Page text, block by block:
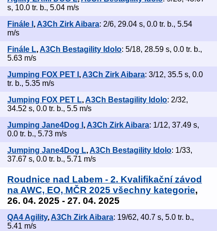
s, 10.0 tr. b., 5.04 m/s
Finále I , A3Ch Zirk Aibara: 2/6, 29.04 s, 0.0 tr. b., 5.54
m/s
Finále L,A3Ch Bestagility Idolo: 5/18, 28.59 s, 0.0 tr. b.,
5.63 m/s
Jumping FOX PET I , A3Ch Zirk Aibara: 3/12, 35.5 s, 0.0
tr. b., 5.35 m/s
Jumping FOX PET L,A3Ch Bestagility Idolo: 2/32,
34.52 s, 0.0 tr. b., 5.5 m/s
Jumping Jane4Dog I , A3Ch Zirk Aibara: 1/12, 37.49 s,
0.0 tr. b., 5.73 m/s
Jumping Jane4Dog L,A3Ch Bestagility Idolo: 1/33,
37.67 s, 0.0 tr. b., 5.71 m/s
Roudnice nad Labem - 2. Kvalifikační závod
na AWC, EO, MČR 2025 všechny kategorie,
26. 04. 2025 - 27. 04. 2025
QA4 Agility, A3Ch Zirk Aibara: 19/62, 40.7 s, 5.0 tr. b.,
5.41 m/s